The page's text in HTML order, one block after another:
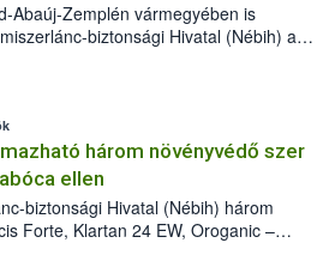
Abaúj-Zemplén vármegyében is
biztonsági Hivatal (Nébih) a
(Agrilus planipennis) jelenlétét. A
találták meg, de már fertőzött
az intézkedéseket a szlovák
a terjedés megállítása érdekében.
három növényvédő szer
ellen
biztonsági Hivatal (Nébih) három
Forte, Klartan 24 EW, Oroganic –